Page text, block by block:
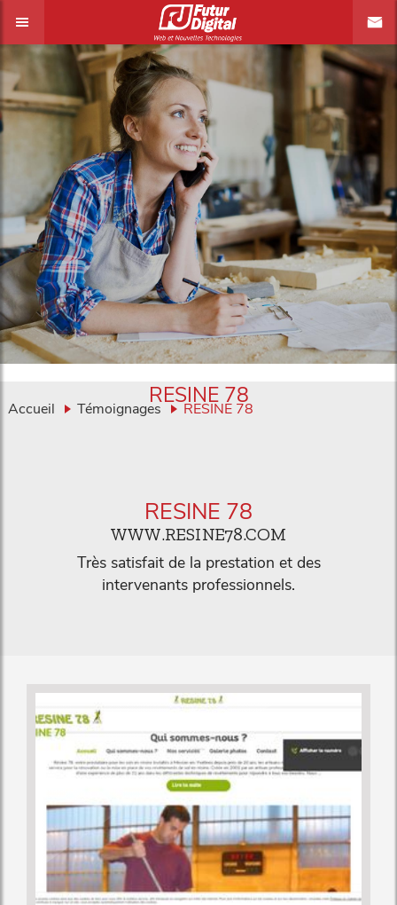
Accueil Témoignages RESINE 78
RESINE 78
RESINE 78
WWW.RESINE78.COM
Très satisfait de la prestation et des
intervenants professionnels.